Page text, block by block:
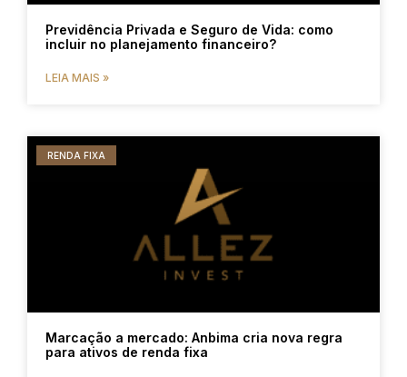
Previdência Privada e Seguro de Vida: como
incluir no planejamento financeiro?
LEIA MAIS »
RENDA FIXA
Marcação a mercado: Anbima cria nova regra
para ativos de renda fixa